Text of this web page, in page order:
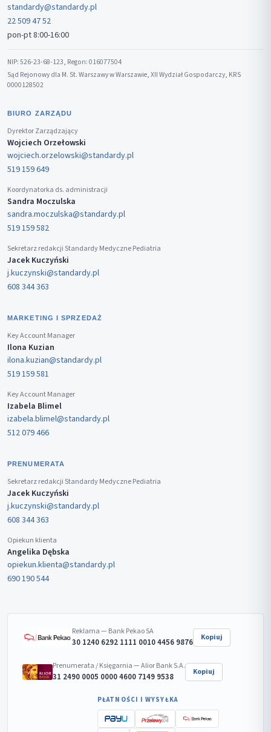
standardy@standardy.pl
22 509 47 52
pon-pt 8:00-16:00
NIP: 526-23-68-123, Regon: 016077504
Sąd Rejonowy dla M. St. Warszawy w Warszawie, XII Wydział Gospodarczy, KRS
0000128502
BIURO ZARZĄDU
Dyrektor Zarządzający
Wojciech Orzełowski
wojciech.orzelowski@standardy.pl
519 159 649
Koordynatorka ds. administracji
Sandra Moczulska
sandra.moczulska@standardy.pl
519 159 582
Sekretarz redakcji Standardy Medyczne Pediatria
Jacek Kuczyński
j.kuczynski@standardy.pl
608 344 363
MARKETING I SPRZEDAŻ
Key Account Manager
Ilona Kuzian
ilona.kuzian@standardy.pl
519 159 581
Key Account Manager
Izabela Blimel
izabela.blimel@standardy.pl
512 079 466
PRENUMERATA
Sekretarz redakcji Standardy Medyczne Pediatria
Jacek Kuczyński
j.kuczynski@standardy.pl
608 344 363
Opiekun klienta
Angelika Dębska
opiekun.klienta@standardy.pl
690 190 544
Reklama — Bank Pekao SA
30 1240 6292 1111 0010 4456 9876 Kopiuj
Prenumerata / Księgarnia — Alior Bank S.A.
31 2490 0005 0000 4600 7149 9538 Kopiuj
PŁATNOŚCI I WYSYŁKA